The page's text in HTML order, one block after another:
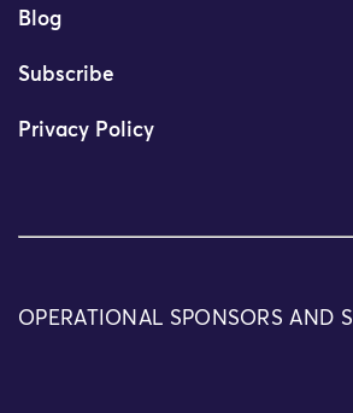
Blog
Subscribe
Privacy Policy
OPERATIONAL SPONSORS AND